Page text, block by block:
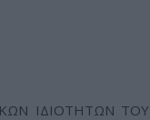
ΙΔΙΟΤΗΤΩΝ ΤΟΥ